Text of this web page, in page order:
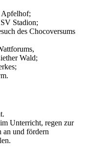
Apfelhof;
Stadion;
des Chocoversums
Wald;
Unterricht, regen zur
an und fördern